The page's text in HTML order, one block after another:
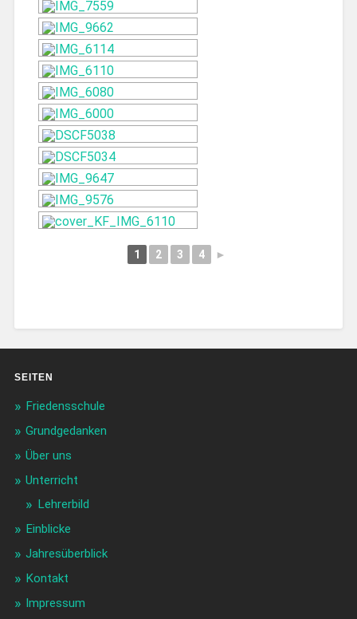
1 2 3 4 ►
SEITEN
Friedensschule
Grundgedanken
Über uns
Unterricht
Lehrerbild
Einblicke
Jahresüberblick
Kontakt
Impressum